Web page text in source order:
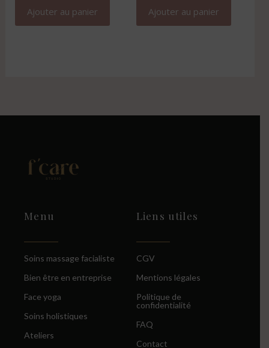
Ajouter au panier Ajouter au panier
Menu
Soins massage facialiste
Bien être en entreprise
Face yoga
Soins holistiques
Ateliers
Liens utiles
CGV
Mentions légales
Politique de
confidentialité
FAQ
Contact